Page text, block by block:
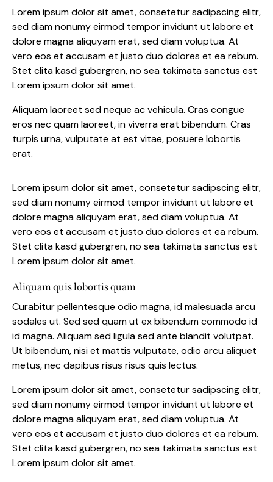
Lorem ipsum dolor sit amet, consetetur sadipscing elitr,
sed diam nonumy eirmod tempor invidunt ut labore et
dolore magna aliquyam erat, sed diam voluptua. At
vero eos et accusam et justo duo dolores et ea rebum.
Stet clita kasd gubergren, no sea takimata sanctus est
Lorem ipsum dolor sit amet.
Aliquam laoreet sed neque ac vehicula. Cras congue
eros nec quam laoreet, in viverra erat bibendum. Cras
turpis urna, vulputate at est vitae, posuere lobortis
erat.
Lorem ipsum dolor sit amet, consetetur sadipscing elitr,
sed diam nonumy eirmod tempor invidunt ut labore et
dolore magna aliquyam erat, sed diam voluptua. At
vero eos et accusam et justo duo dolores et ea rebum.
Stet clita kasd gubergren, no sea takimata sanctus est
Lorem ipsum dolor sit amet.
Aliquam quis lobortis quam
Curabitur pellentesque odio magna, id malesuada arcu
sodales ut. Sed sed quam ut ex bibendum commodo id
id magna. Aliquam sed ligula sed ante blandit volutpat.
Ut bibendum, nisi et mattis vulputate, odio arcu aliquet
metus, nec dapibus risus risus quis lectus.
Lorem ipsum dolor sit amet, consetetur sadipscing elitr,
sed diam nonumy eirmod tempor invidunt ut labore et
dolore magna aliquyam erat, sed diam voluptua. At
vero eos et accusam et justo duo dolores et ea rebum.
Stet clita kasd gubergren, no sea takimata sanctus est
Lorem ipsum dolor sit amet.